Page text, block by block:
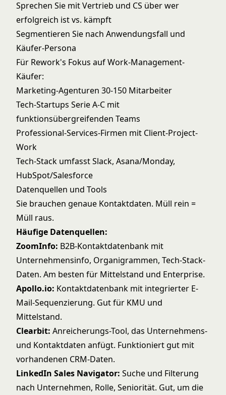
Sprechen Sie mit Vertrieb und CS über wer
erfolgreich ist vs. kämpft
Segmentieren Sie nach Anwendungsfall und
Käufer-Persona
Für Rework's Fokus auf Work-Management-
Käufer:
Marketing-Agenturen 30-150 Mitarbeiter
Tech-Startups Serie A-C mit
funktionsübergreifenden Teams
Professional-Services-Firmen mit Client-Project-
Work
Tech-Stack umfasst Slack, Asana/Monday,
HubSpot/Salesforce
Datenquellen und Tools
Sie brauchen genaue Kontaktdaten. Müll rein =
Müll raus.
Häufige Datenquellen:
ZoomInfo: B2B-Kontaktdatenbank mit
Unternehmensinfo, Organigrammen, Tech-Stack-
Daten. Am besten für Mittelstand und Enterprise.
Apollo.io: Kontaktdatenbank mit integrierter E-
Mail-Sequenzierung. Gut für KMU und
Mittelstand.
Clearbit: Anreicherungs-Tool, das Unternehmens-
und Kontaktdaten anfügt. Funktioniert gut mit
vorhandenen CRM-Daten.
LinkedIn Sales Navigator: Suche und Filterung
nach Unternehmen, Rolle, Seniorität. Gut, um die